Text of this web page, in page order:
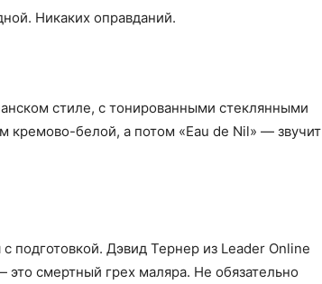
Никаких оправданий.
стиле, с тонированными стеклянными
кремово-белой, а потом «Eau de Nil» — звучит
подготовкой. Дэвид Тернер из Leader Online
это смертный грех маляра. Не обязательно